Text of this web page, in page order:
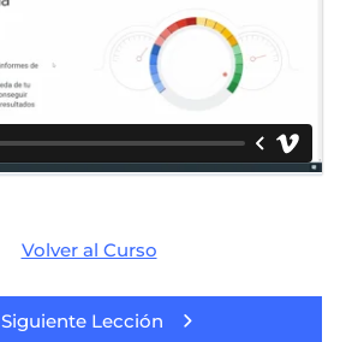
Volver al Curso
Siguiente Lección